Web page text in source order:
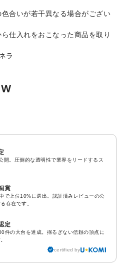
合いが若干異なる場合がござい
仕入れをおこなった商品を取り
ラ
開。圧倒的な透明性で業界をリードするス
賞
で上位10%に選出。認証済みレビューの公
存在です。
定
件の大台を達成。揺るぎない信頼の頂点に
certified by